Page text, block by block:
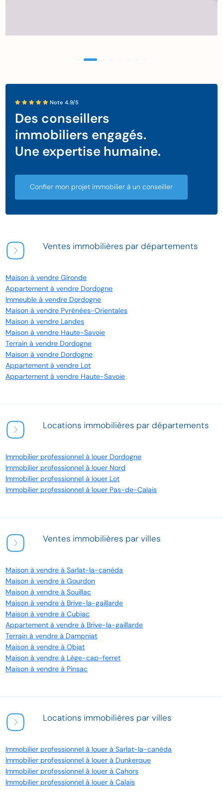
Note 4.9/5
Des conseillers
immobiliers engagés.
Une expertise humaine.
Confier mon projet immobilier à un conseiller
Ventes immobilières par départements
Maison à vendre Gironde
Appartement à vendre Dordogne
Immeuble à vendre Dordogne
Maison à vendre Pyrénées-Orientales
Maison à vendre Landes
Maison à vendre Haute-Savoie
Terrain à vendre Dordogne
Maison à vendre Dordogne
Appartement à vendre Lot
Appartement à vendre Haute-Savoie
Locations immobilières par départements
Immobilier professionnel à louer Dordogne
Immobilier professionnel à louer Nord
Immobilier professionnel à louer Lot
Immobilier professionnel à louer Pas-de-Calais
Ventes immobilières par villes
Maison à vendre à Sarlat-la-canéda
Maison à vendre à Gourdon
Maison à vendre à Souillac
Maison à vendre à Brive-la-gaillarde
Maison à vendre à Cubjac
Appartement à vendre à Brive-la-gaillarde
Terrain à vendre à Dampniat
Maison à vendre à Objat
Maison à vendre à Lège-cap-ferret
Maison à vendre à Pinsac
Locations immobilières par villes
Immobilier professionnel à louer à Sarlat-la-canéda
Immobilier professionnel à louer à Dunkerque
Immobilier professionnel à louer à Cahors
Immobilier professionnel à louer à Calais